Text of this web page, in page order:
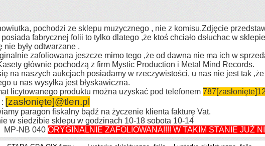
pochodzi ze sklepu muzycznego , nie z komisu.Zdjęcie
fabrycznej folii to tylko dlatego ,że ktoś chciało dsłuchac w
były odtwarzane .
zafoliowana jeszcze mimo tego ,że od dawna nie ma ich w
głównie pochodzą z firm Mystic Production i Metal Mind Records.
na naszych aukcjach posiadamy w rzeczywistości, u nas nie jest tak
u nas wysyłka jest błyskawiczna.
licytowanego produktu można uzyskać pod telefonem 787[zasłonięte]
[zasłonięte]@tlen.pl
paragon fiskalny bądź na życzenie klienta fakturę Vat.
w siedzibie sklepu w godzinach 10-18 sobota 10-14
MP-NB 040 ORYGINALNIE ZAFOLIOWANA!!!! W TAKIM STANIE JUŻ